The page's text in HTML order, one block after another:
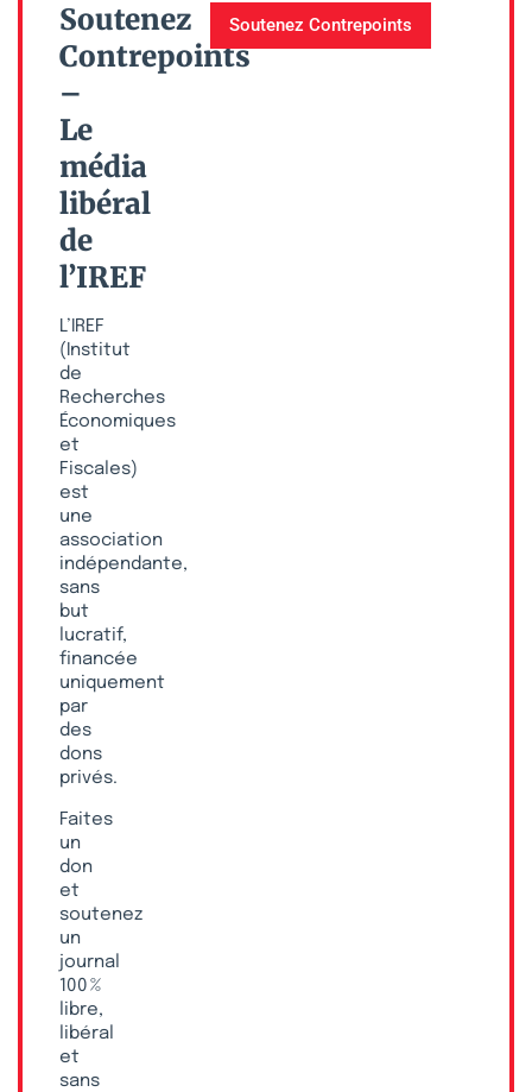
Soutenez
Contrepoints
–
Le
média
libéral
de
l’IREF
L’IREF
(Institut
de
Recherches
Économiques
et
Fiscales)
est
une
association
indépendante,
sans
but
lucratif,
financée
uniquement
par
des
dons
privés.
Faites
un
don
et
soutenez
un
journal
100 %
libre,
libéral
et
sans
Soutenez Contrepoints